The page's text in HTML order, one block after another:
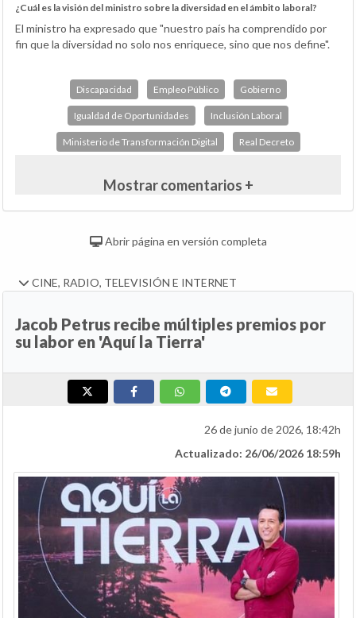
¿Cuál es la visión del ministro sobre la diversidad en el ámbito laboral?
El ministro ha expresado que "nuestro país ha comprendido por
fin que la diversidad no solo nos enriquece, sino que nos define".
Discapacidad Empleo Público Gobierno
Igualdad de Oportunidades Inclusión Laboral
Ministerio de Transformación Digital Real Decreto
Mostrar comentarios +
Abrir página en versión completa
CINE, RADIO, TELEVISIÓN E INTERNET
Jacob Petrus recibe múltiples premios por
su labor en 'Aquí la Tierra'
26 de junio de 2026, 18:42h
Actualizado: 26/06/2026 18:59h